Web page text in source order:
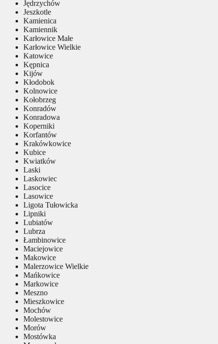
Jędrzychów
Jeszkotle
Kamienica
Kamiennik
Karłowice Małe
Karłowice Wielkie
Katowice
Kępnica
Kijów
Kłodobok
Kolnowice
Kołobrzeg
Konradów
Konradowa
Koperniki
Korfantów
Krakówkowice
Kubice
Kwiatków
Laski
Laskowiec
Lasocice
Lasowice
Ligota Tułowicka
Lipniki
Lubiatów
Lubrza
Łambinowice
Maciejowice
Makowice
Malerzowice Wielkie
Mańkowice
Markowice
Meszno
Mieszkowice
Mochów
Molestowice
Morów
Mostówka